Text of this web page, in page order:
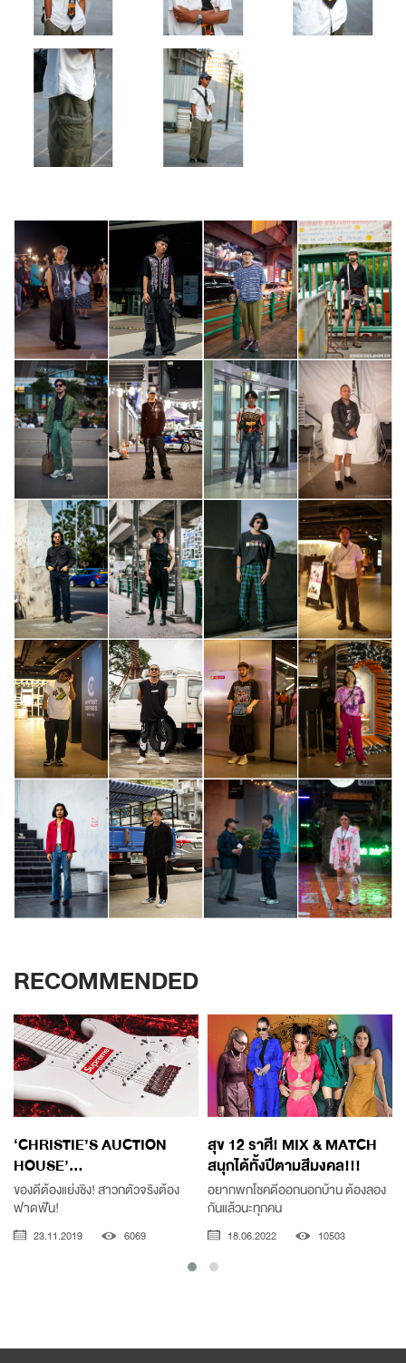
RECOMMENDED
‘CHRISTIE’S AUCTION
HOUSE’...
ของดีต้องแย่งชิง! สาวกตัวจริงต้อง
ฟาดฟัน!
23.11.2019 6069
สุข 12 ราศี! MIX & MATCH
สนุกได้ทั้งปีตามสีมงคล!!!
อยากพกโชคดีออกนอกบ้าน ต้องลอง
กันแล้วนะทุกคน
18.06.2022 10503